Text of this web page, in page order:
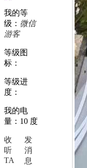
我的等
级： 微信
游客
等级图
标：
等级进
度：
我的电
量：10 度
收
听
TA
发
消
息